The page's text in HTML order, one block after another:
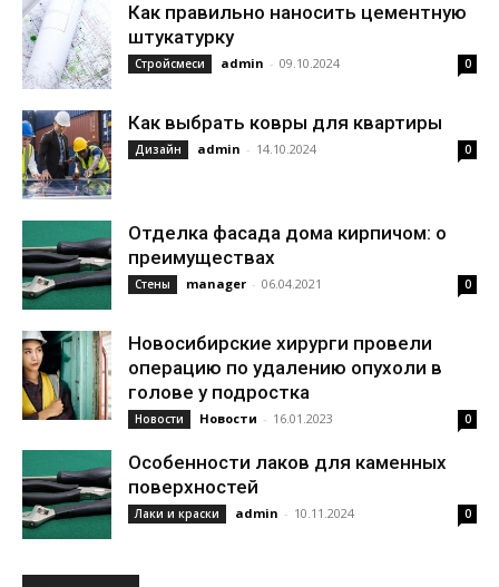
Как правильно наносить цементную
штукатурку
Стройсмеси admin - 09.10.2024 0
Как выбрать ковры для квартиры
Дизайн admin - 14.10.2024 0
Отделка фасада дома кирпичом: о
преимуществах
Стены manager - 06.04.2021 0
Новосибирские хирурги провели
операцию по удалению опухоли в
голове у подростка
Новости Новости - 16.01.2023 0
Особенности лаков для каменных
поверхностей
Лаки и краски admin - 10.11.2024 0